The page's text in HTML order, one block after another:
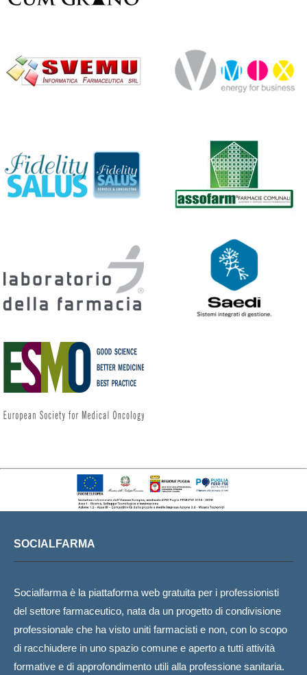
SOCIALFARMA
Socialfarma è la piattaforma web gratuita per i professionisti
del settore farmaceutico, nata da un progetto di condivisione
professionale che ha visto uniti farmacisti e non, con lo scopo
di racchiudere in uno spazio comune e aperto a tutti attività
formative e di approfondimento utili alla professione sanitaria.